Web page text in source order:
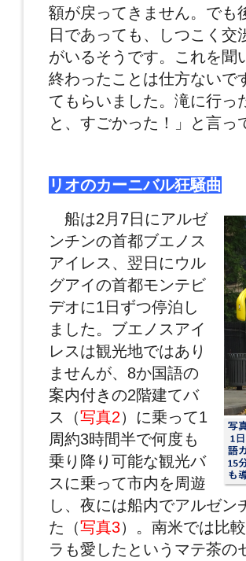
額が戻ってきません。でも
日であっても、しつこく交
がいるそうです。これを聞
終わったことは仕方ないで
てもらいました。滝に行っ
と、すごかった！」と言っ
リオのカーニバル狂騒曲
船は2月7日にアルゼ
ンチンの首都ブエノス
アイレス、翌日にウル
グアイの首都モンテビ
デオに1日ずつ停泊し
ました。ブエノスアイ
レスは観光地ではあり
ませんが、8か国語の
案内付きの2階建てバ
ス（写真2）に乗って1
周約3時間半で何度も
乗り降り可能な観光バ
スに乗って市内を周遊
し、夜には船内でアルゼ
た（写真3）。南米では比
ラも愛したというマテ茶の